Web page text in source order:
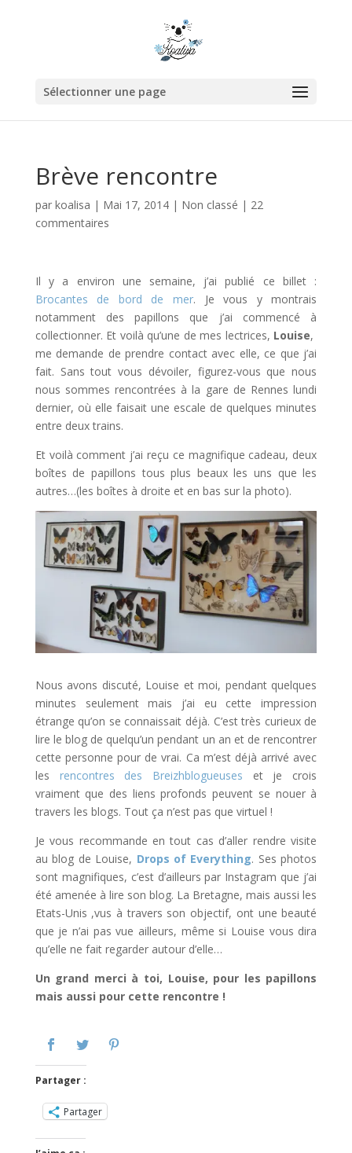
Sélectionner une page
Brève rencontre
par koalisa | Mai 17, 2014| Non classé | 22
commentaires
Il y a environ une semaine, j’ai publié ce billet :
Brocantes de bord de mer. Je vous y montrais
notamment des papillons que j’ai commencé à
collectionner. Et voilà qu’une de mes lectrices, Louise,
me demande de prendre contact avec elle, ce que j’ai
fait. Sans tout vous dévoiler, figurez-vous que nous
nous sommes rencontrées à la gare de Rennes lundi
dernier, où elle faisait une escale de quelques minutes
entre deux trains.
Et voilà comment j’ai reçu ce magnifique cadeau, deux
boîtes de papillons tous plus beaux les uns que les
autres…(les boîtes à droite et en bas sur la photo).
Nous avons discuté, Louise et moi, pendant quelques
minutes seulement mais j’ai eu cette impression
étrange qu’on se connaissait déjà. C’est très curieux de
lire le blog de quelqu’un pendant un an et de rencontrer
cette personne pour de vrai. Ca m’est déjà arrivé avec
les rencontres des Breizhblogueuses et je crois
vraiment que des liens profonds peuvent se nouer à
travers les blogs. Tout ça n’est pas que virtuel !
Je vous recommande en tout cas d’aller rendre visite
au blog de Louise, Drops of Everything. Ses photos
sont magnifiques, c’est d’ailleurs par Instagram que j’ai
été amenée à lire son blog. La Bretagne, mais aussi les
Etats-Unis ,vus à travers son objectif, ont une beauté
que je n’ai pas vue ailleurs, même si Louise vous dira
qu’elle ne fait regarder autour d’elle…
Un grand merci à toi, Louise, pour les papillons
mais aussi pour cette rencontre !
Partager :
Partager